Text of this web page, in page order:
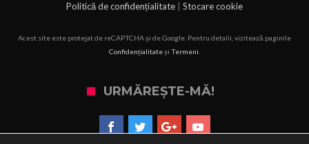
Politică de confidențialitate
Stocare cookie
Acest site este protejat de reCAPTCHA și de Google. Pentru detalii, vizitează paginile
Confidențialitateși Termeni
URMĂREȘTE-MĂ!